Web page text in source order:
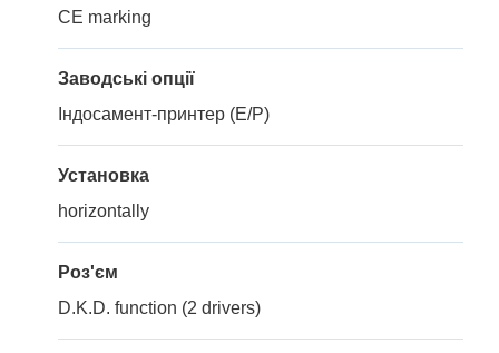
CE marking
Заводські опції
Індосамент-принтер (Е/Р)
Установка
horizontally
Роз'єм
D.K.D. function (2 drivers)